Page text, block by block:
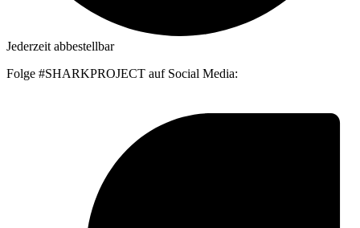
Jederzeit abbestellbar
Folge #SHARKPROJECT auf Social Media: